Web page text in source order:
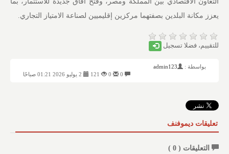
يعزز مكانة البلدين بصفتهما مركزين إقليميين لصناعة الامتياز التجاري.
للتقييم، فضلا تسجيل
بواسطة :
admin123
121
تعليقات ديموفنف
التعليقات ( 0
)